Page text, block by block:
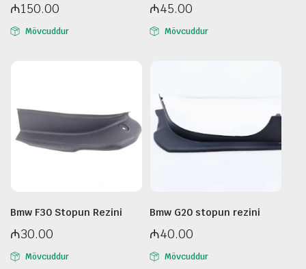
₼150.00
Mövcuddur
₼45.00
Mövcuddur
Bmw F30 Stopun Rezini
₼30.00
Mövcuddur
Bmw G20 stopun rezini
₼40.00
Mövcuddur